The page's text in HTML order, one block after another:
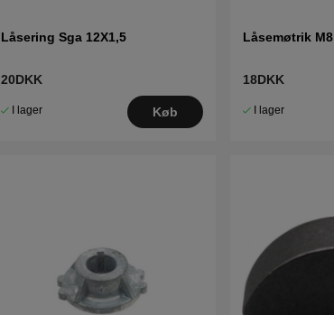
Låsering Sga 12X1,5
20DKK
I lager Køb
Låsemøtrik M8
18DKK
I lager